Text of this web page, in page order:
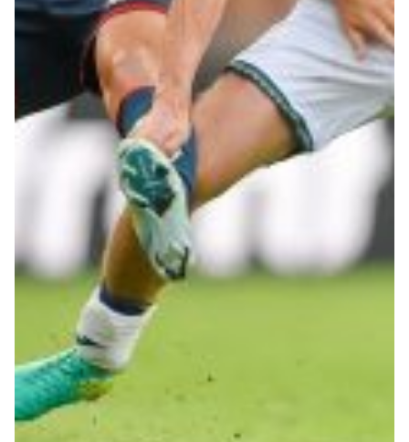
Summer Sale
Accessori
Helan x Genoa
Isolani x Genoa
Gift Card Online Store